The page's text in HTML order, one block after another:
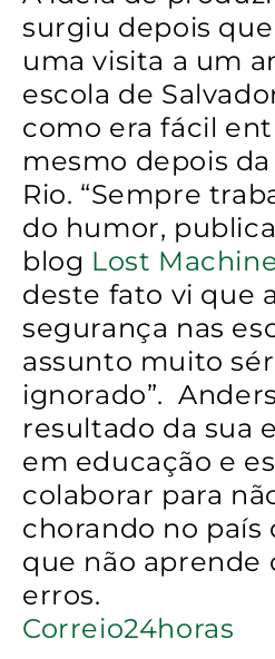
surgiu depois
uma visita a um
escola de
como era fácil
mesmo depois
Rio. “Sempre
do humor,
blog Lost
deste fato vi que
segurança nas
assunto muito
ignorado”.
resultado da sua
em educação e
colaborar para
chorando no país
que não aprende
erros.
Correio24horas